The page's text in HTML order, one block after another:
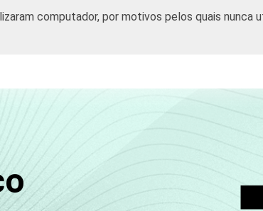
53 44
computador, por motivos pelos quais nunca